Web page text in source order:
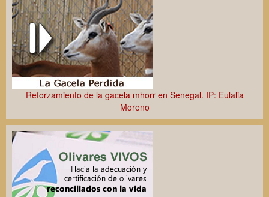
Reforzamiento de la gacela mhorr en Senegal. IP: Eulalia
Moreno